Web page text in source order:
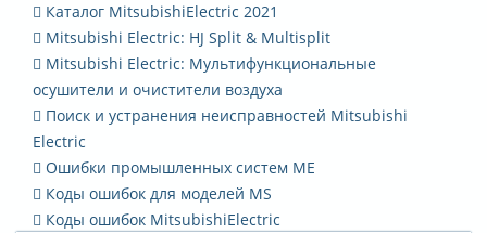
Каталог MitsubishiElectric 2021
Mitsubishi Electric: HJ Split & Multisplit
Mitsubishi Electric: Мультифункциональные
осушители и очистители воздуха
Поиск и устранения неисправностей Mitsubishi
Electric
Ошибки промышленных систем ME
Коды ошибок для моделей MS
Коды ошибок MitsubishiElectric